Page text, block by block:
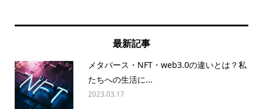
最新記事
メタバース・NFT・web3.0の違いとは？私
たちへの生活に...
2023.03.17